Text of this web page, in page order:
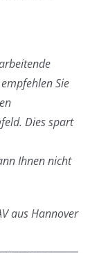
Sie
Dies spart
Ihnen nicht
aus Hannover